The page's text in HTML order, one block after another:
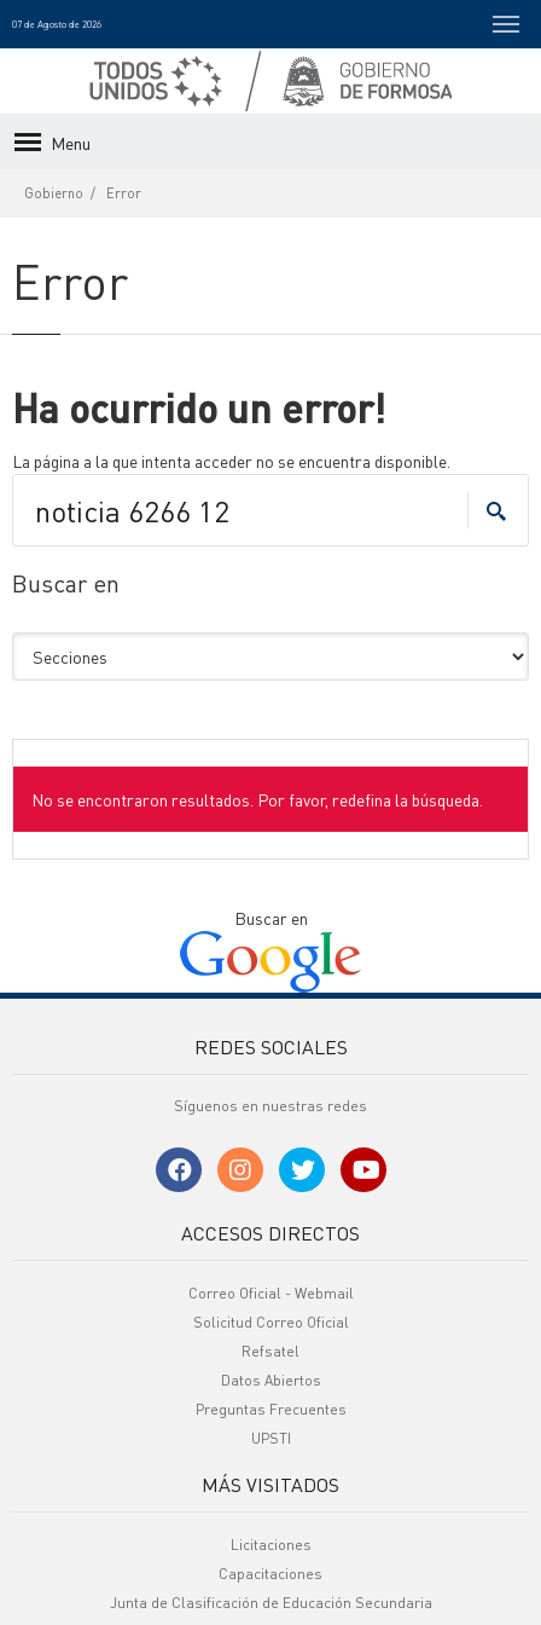
07 de Agosto de 2026
Menu
Gobierno Error
Error
Ha ocurrido un error!
La página a la que intenta acceder no se encuentra disponible.
Buscar en
No se encontraron resultados. Por favor, redefina la búsqueda.
Buscar en
REDES SOCIALES
Síguenos en nuestras redes
ACCESOS DIRECTOS
Correo Oficial - Webmail
Solicitud Correo Oficial
Refsatel
Datos Abiertos
Preguntas Frecuentes
UPSTI
MÁS VISITADOS
Licitaciones
Capacitaciones
Junta de Clasificación de Educación Secundaria